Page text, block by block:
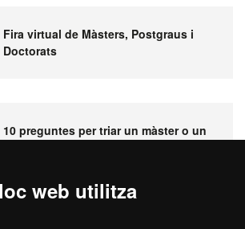
web utilitza
Fira virtual de Màsters, Postgraus i
Doctorats
10 preguntes per triar un màster o un